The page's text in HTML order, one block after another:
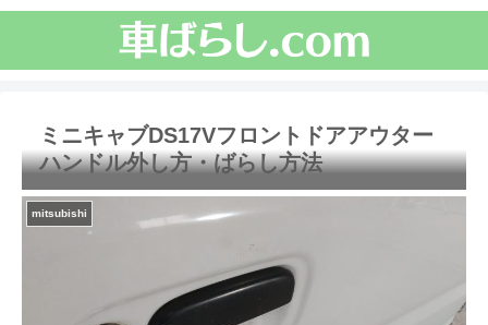
ミニキャブDS17Vフロントドアアウター
ハンドル外し方・ばらし方法
mitsubishi